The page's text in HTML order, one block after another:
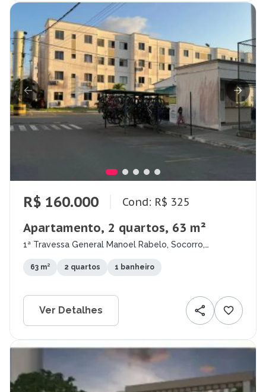
R$ 160.000 Cond: R$ 325
Apartamento, 2 quartos, 63 m²
1ª Travessa General Manoel Rabelo, Socorro,
63 m² 2 quartos 1 banheiro
Ver Detalhes